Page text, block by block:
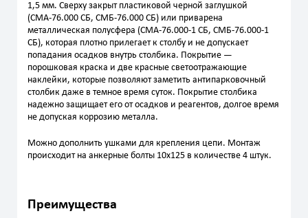
1,5 мм. Сверху закрыт пластиковой черной заглушкой
(СМА-76.000 СБ, СМБ-76.000 СБ) или приварена
металлическая полусфера (СМА-76.000-1 СБ, СМБ-76.000-1
СБ), которая плотно прилегает к столбу и не допускает
попадания осадков внутрь столбика. Покрытие —
порошковая краска и две красные светоотражающие
наклейки, которые позволяют заметить антипарковочный
столбик даже в темное время суток. Покрытие столбика
надежно защищает его от осадков и реагентов, долгое время
не допуская коррозию металла.
Можно дополнить ушками для крепления цепи. Монтаж
происходит на анкерные болты 10х125 в количестве 4 штук.
Преимущества